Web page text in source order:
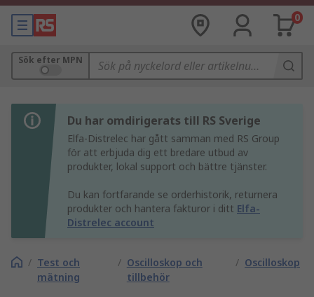
0
Sök efter MPN
Du har omdirigerats till RS Sverige
Elfa-Distrelec har gått samman med RS Group
för att erbjuda dig ett bredare utbud av
produkter, lokal support och bättre tjänster.
Du kan fortfarande se orderhistorik, returnera
produkter och hantera fakturor i ditt Elfa-
Distrelec account
/ Test och
mätning
/ Oscilloskop och
tillbehör
/ Oscilloskop